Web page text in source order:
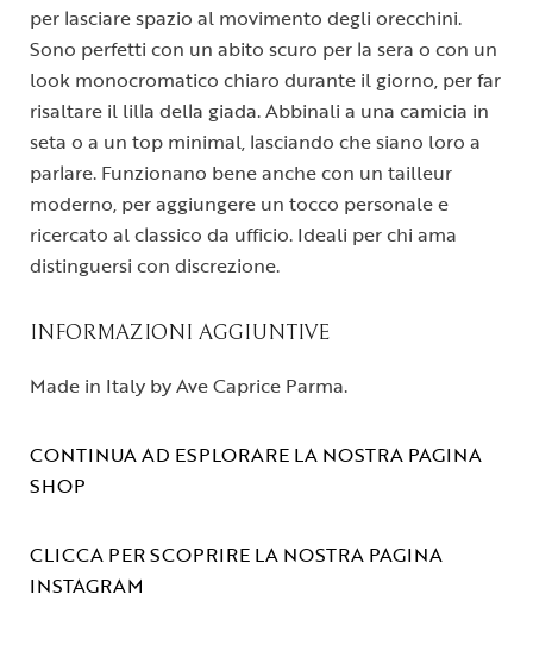
per lasciare spazio al movimento degli orecchini.
Sono perfetti con un abito scuro per la sera o con un
look monocromatico chiaro durante il giorno, per far
risaltare il lilla della giada. Abbinali a una camicia in
seta o a un top minimal, lasciando che siano loro a
parlare. Funzionano bene anche con un tailleur
moderno, per aggiungere un tocco personale e
ricercato al classico da ufficio. Ideali per chi ama
distinguersi con discrezione.
INFORMAZIONI AGGIUNTIVE
Made in Italy by Ave Caprice Parma.
CONTINUA AD ESPLORARE LA NOSTRA PAGINA
SHOP
CLICCA PER SCOPRIRE LA NOSTRA PAGINA
INSTAGRAM